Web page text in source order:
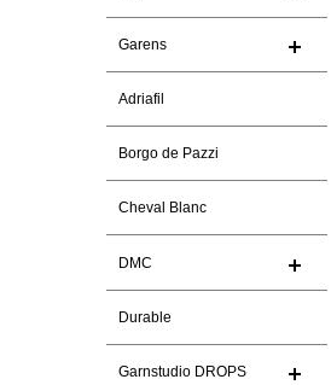
Garens
Adriafil
Borgo de Pazzi
Cheval Blanc
DMC
Durable
Garnstudio DROPS